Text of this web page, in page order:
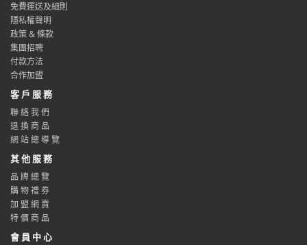
免費運送及細則
隱私權聲明
政策 & 條款
集團招聘
付款方法
合作加盟
客 戶 服 務
聯 絡 我 們
退 換 商 品
網 站 總 導 覽
其 他 服 務
品 牌 總 覽
購 物 禮 券
加 盟 網 賣
特 價 商 品
會 員 中 心